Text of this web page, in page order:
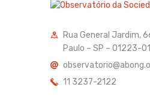
Rua General Jardim,
Paulo – SP – 01223-
11 3237-2122